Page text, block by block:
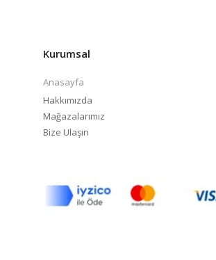
Kurumsal
Anasayfa
Hakkımızda
Mağazalarımız
Bize Ulaşın